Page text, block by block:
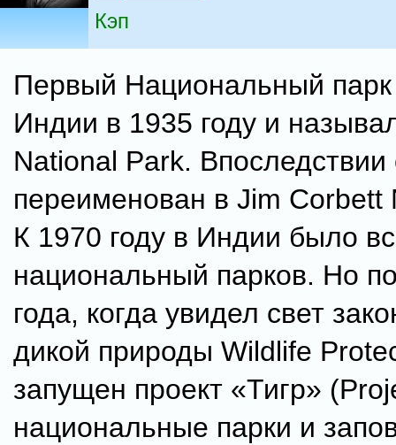
Кэп
Первый Национальный парк
Индии в 1935 году и
National Park.
переименован в Jim Corbett
К 1970 году в Индии было
национальный парков. Но
года, когда увидел свет
дикой природы Wildlife
запущен проект «Тигр»
национальные парки и